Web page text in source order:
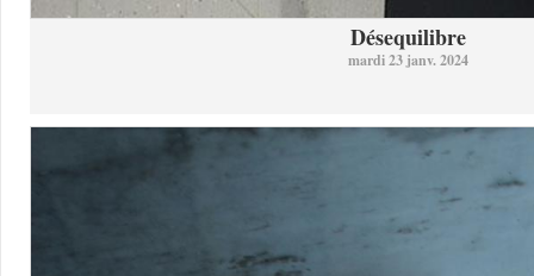
Désequilibre
mardi 23 janv. 2024